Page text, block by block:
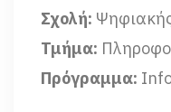
Σχολή:
Τμήμα:
Πρόγραμμα: